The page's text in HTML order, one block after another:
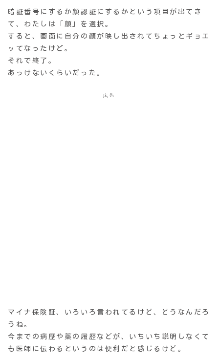
暗証番号にするか顔認証にするかという項目が出てき
て、わたしは「顔」を選択。
すると、画面に自分の顔が映し出されてちょっとギョエ
ッてなったけど。
それで終了。
あっけないくらいだった。
広告
マイナ保険証、いろいろ言われてるけど、どうなんだろ
うね。
今までの病歴や薬の履歴などが、いちいち説明しなくて
も医師に伝わるというのは便利だと感じるけど。